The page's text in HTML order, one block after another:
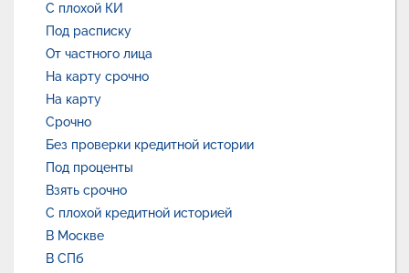
С плохой КИ
Под расписку
От частного лица
На карту срочно
На карту
Срочно
Без проверки кредитной истории
Под проценты
Взять срочно
С плохой кредитной историей
В Москве
В СПб